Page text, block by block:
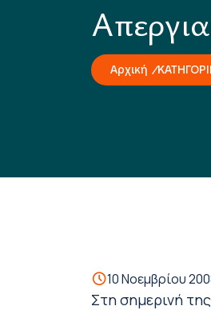
Αρχική
10 Νοεμβρίου
Στη σημερινή